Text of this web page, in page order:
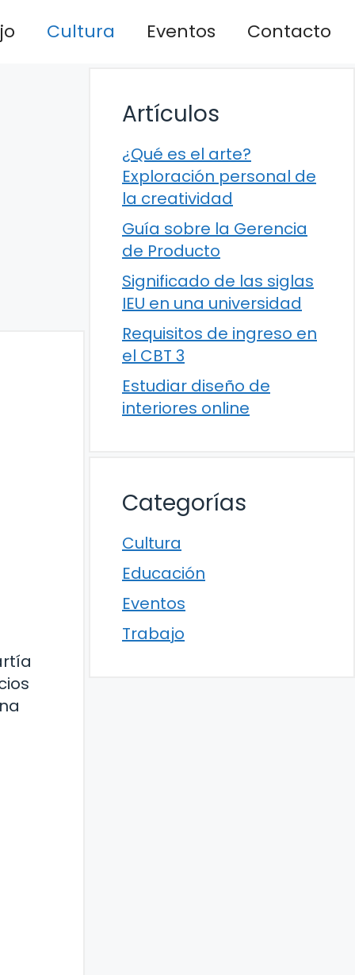
Cultura Eventos Contacto
Artículos
¿Qué es el arte?
Exploración personal de
la creatividad
Guía sobre la Gerencia
de Producto
Significado de las siglas
IEU en una universidad
Requisitos de ingreso en
el CBT 3
Estudiar diseño de
interiores online
Categorías
Cultura
Educación
Eventos
Trabajo